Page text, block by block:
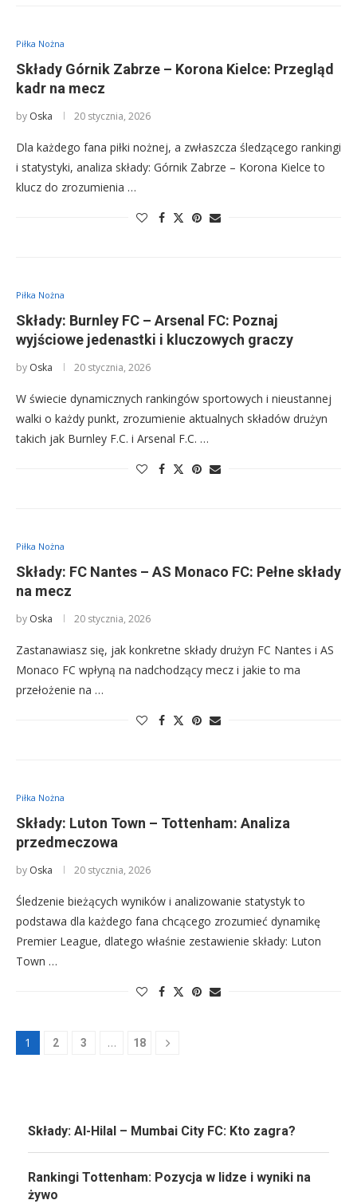
Piłka Nożna
Składy Górnik Zabrze – Korona Kielce: Przegląd
kadr na mecz
by Oska 20 stycznia, 2026
Dla każdego fana piłki nożnej, a zwłaszcza śledzącego rankingi
i statystyki, analiza składy: Górnik Zabrze – Korona Kielce to
klucz do zrozumienia …
Piłka Nożna
Składy: Burnley FC – Arsenal FC: Poznaj
wyjściowe jedenastki i kluczowych graczy
by Oska 20 stycznia, 2026
W świecie dynamicznych rankingów sportowych i nieustannej
walki o każdy punkt, zrozumienie aktualnych składów drużyn
takich jak Burnley F.C. i Arsenal F.C. …
Piłka Nożna
Składy: FC Nantes – AS Monaco FC: Pełne składy
na mecz
by Oska 20 stycznia, 2026
Zastanawiasz się, jak konkretne składy drużyn FC Nantes i AS
Monaco FC wpłyną na nadchodzący mecz i jakie to ma
przełożenie na …
Piłka Nożna
Składy: Luton Town – Tottenham: Analiza
przedmeczowa
by Oska 20 stycznia, 2026
Śledzenie bieżących wyników i analizowanie statystyk to
podstawa dla każdego fana chcącego zrozumieć dynamikę
Premier League, dlatego właśnie zestawienie składy: Luton
Town …
1 2 3 … 18
Składy: Al-Hilal – Mumbai City FC: Kto zagra?
Rankingi Tottenham: Pozycja w lidze i wyniki na
żywo